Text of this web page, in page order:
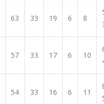
63 33 19 6 8
57 33 17 6 10
54 33 16 6 11